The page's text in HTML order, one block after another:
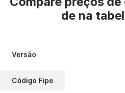
de na
Versão
Código Fipe